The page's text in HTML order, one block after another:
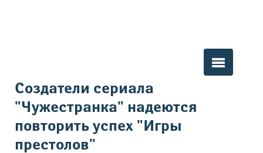
Вы здесь
Создатели сериала
"Чужестранка" надеются
повторить успех "Игры
престолов"